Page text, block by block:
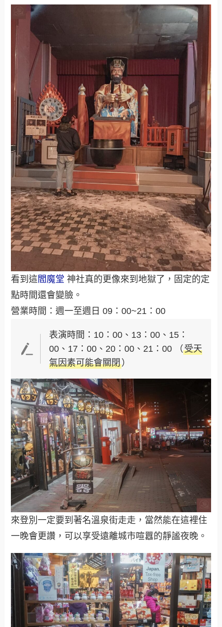
看到這閻魔堂 神社真的更像來到地獄了，固定的定
點時間還會變臉。
營業時間：週一至週日 09：00~21：00
表演時間：10：00、13：00、15：
00、17：00、20：00、21：00 （受天
氣因素可能會關閉）
來登別一定要到著名溫泉街走走，當然能在這裡住
一晚會更讚，可以享受遠離城市喧囂的靜謐夜晚。